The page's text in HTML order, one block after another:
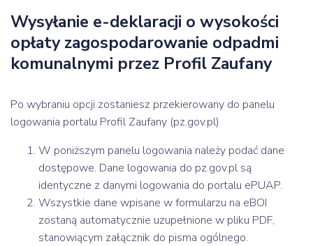
Wysyłanie e-deklaracji o wysokości
opłaty zagospodarowanie odpadmi
komunalnymi przez Profil Zaufany
Po wybraniu opcji zostaniesz przekierowany do panelu
logowania portalu Profil Zaufany (pz.gov.pl)
W poniższym panelu logowania należy podać dane
dostępowe. Dane logowania do pz.gov.pl są
identyczne z danymi logowania do portalu ePUAP.
Wszystkie dane wpisane w formularzu na eBOI
zostaną automatycznie uzupełnione w pliku PDF,
stanowiącym załącznik do pisma ogólnego.